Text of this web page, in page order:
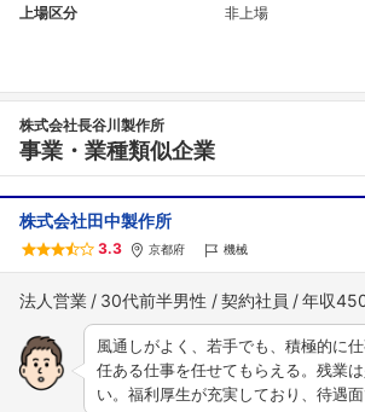
上場区分 非上場
株式会社長谷川製作所
事業・業種類似企業
株式会社田中製作所
3.3 京都府 機械
法人営業 30代前半男性 契約社員 年収
風通しがよく、若手でも、積極的に
任ある仕事を任せてもらえる。残業
い。福利厚生が充実しており、待遇